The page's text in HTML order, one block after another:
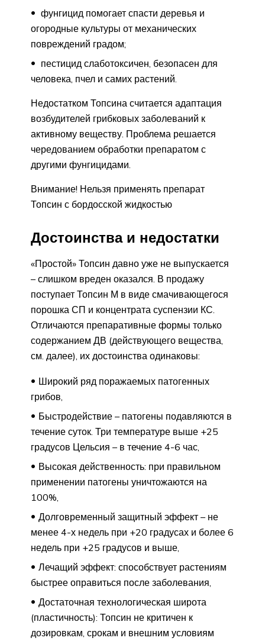
фунгицид помогает спасти деревья и
огородные культуры от механических
повреждений градом;
пестицид слаботоксичен, безопасен для
человека, пчел и самих растений.
Недостатком Топсина считается адаптация
возбудителей грибковых заболеваний к
активному веществу. Проблема решается
чередованием обработки препаратом с
другими фунгицидами.
Внимание! Нельзя применять препарат
Топсин с бордосской жидкостью
Достоинства и недостатки
«Простой» Топсин давно уже не выпускается
– слишком вреден оказался. В продажу
поступает Топсин М в виде смачивающегося
порошка СП и концентрата суспензии КС.
Отличаются препаративные формы только
содержанием ДВ (действующего вещества,
см. далее), их достоинства одинаковы:
Широкий ряд поражаемых патогенных
грибов,
Быстродействие – патогены подавляются в
течение суток. Три температуре выше +25
градусов Цельсия – в течение 4-6 час,
Высокая действенность: при правильном
применении патогены уничтожаются на
100%,
Долговременный защитный эффект – не
менее 4-х недель при +20 градусах и более 6
недель при +25 градусов и выше,
Лечащий эффект: способствует растениям
быстрее оправиться после заболевания,
Достаточная технологическая широта
(пластичность): Топсин не критичен к
дозировкам, срокам и внешним условиям